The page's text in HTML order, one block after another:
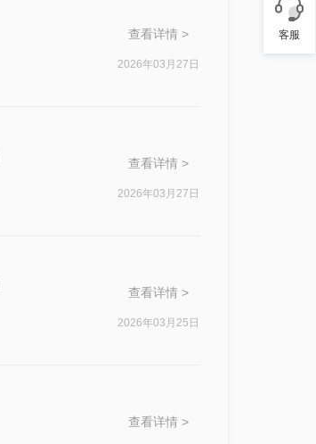
查看详情 >
2026年03月27日
查看详情 >
2026年03月27日
查看详情 >
2026年03月25日
查看详情 >
客服